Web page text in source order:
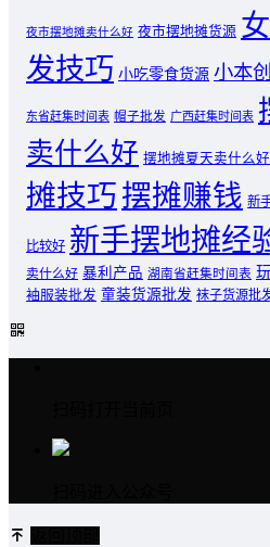
夜市摆地摊卖什么好 夜市摆地摊货源
发技巧 小吃零食货源 小本
东省赶集时间表 帽子批发 广西赶集时间表
卖什么好 摆地摊夏天卖什么好
摊技巧摆摊赚钱 新
比较好 新手摆地摊经
卖什么好 暴利产品 湖南省赶集时间表
袖服装批发 童装货源批发 袜子货源批